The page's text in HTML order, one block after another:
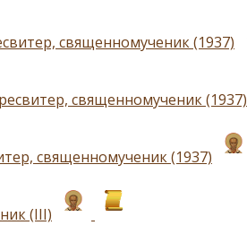
священномученик (1937)
священномученик (1937)
священномученик (1937)
(III)